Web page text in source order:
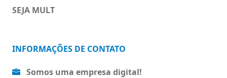
SEJA MULT
INFORMAÇÕES DE CONTATO
Somos uma empresa digital!